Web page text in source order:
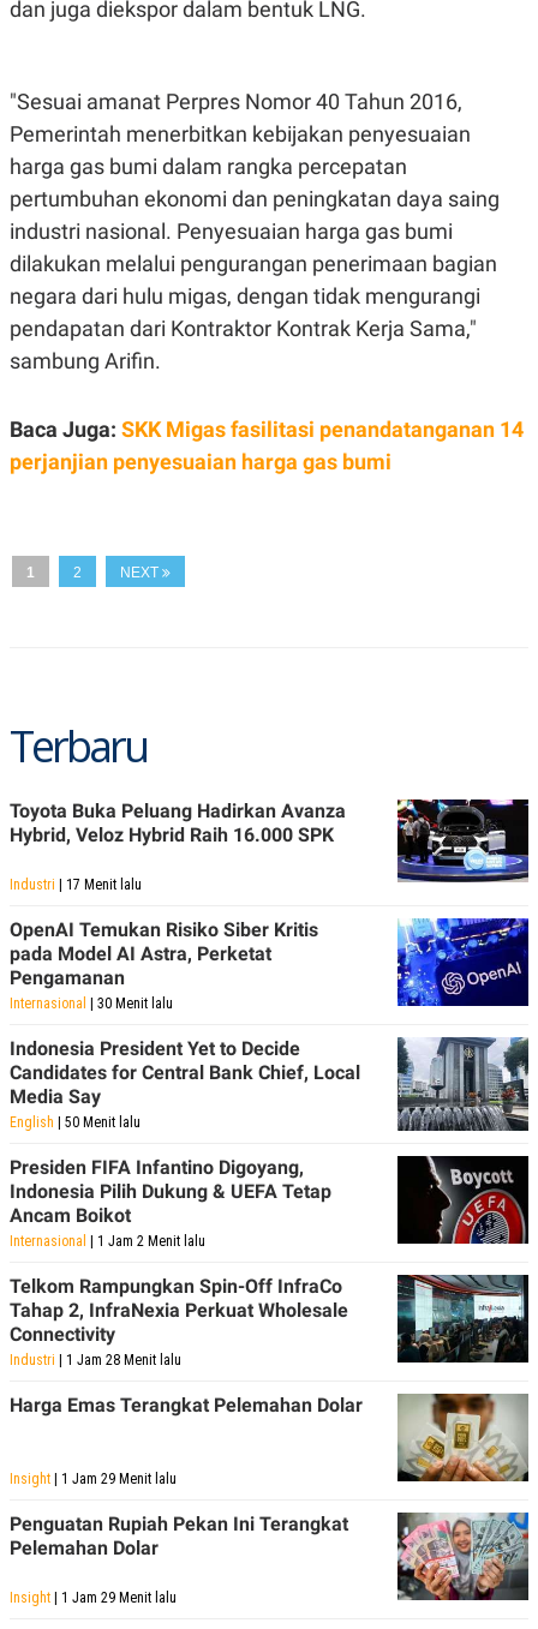
A
E
T
E
R
I
N
I
L
E
S
T
R
KANAL
A
T
G
E
N
T
T
V
P
S
U
JARINGAN
K
O
N
T
N
A
C
A
D
Y
P
R
E
S
R
E
L
E
A
.
I
D
L
N
G
G
A
N
N
A
K
N
E
R
J
A
M
N
E
P
E
A
D
R
dan juga diekspor dalam bentuk LNG.
"Sesuai amanat Perpres Nomor 40 Tahun 2016,
Pemerintah menerbitkan kebijakan penyesuaian
harga gas bumi dalam rangka percepatan
pertumbuhan ekonomi dan peningkatan daya saing
industri nasional. Penyesuaian harga gas bumi
dilakukan melalui pengurangan penerimaan bagian
negara dari hulu migas, dengan tidak mengurangi
pendapatan dari Kontraktor Kontrak Kerja Sama,"
sambung Arifin.
Baca Juga: SKK Migas fasilitasi penandatanganan 14
perjanjian penyesuaian harga gas bumi
1 2 NEXT
Terbaru
Toyota Buka Peluang Hadirkan Avanza
Hybrid, Veloz Hybrid Raih 16.000 SPK
Industri | 17 Menit lalu
OpenAI Temukan Risiko Siber Kritis
pada Model AI Astra, Perketat
Pengamanan
Internasional | 30 Menit lalu
Indonesia President Yet to Decide
Candidates for Central Bank Chief, Local
Media Say
English | 50 Menit lalu
Presiden FIFA Infantino Digoyang,
Indonesia Pilih Dukung & UEFA Tetap
Ancam Boikot
Internasional | 1 Jam 2 Menit lalu
Telkom Rampungkan Spin-Off InfraCo
Tahap 2, InfraNexia Perkuat Wholesale
Connectivity
Industri | 1 Jam 28 Menit lalu
Harga Emas Terangkat Pelemahan Dolar
Insight | 1 Jam 29 Menit lalu
Penguatan Rupiah Pekan Ini Terangkat
Pelemahan Dolar
Insight | 1 Jam 29 Menit lalu